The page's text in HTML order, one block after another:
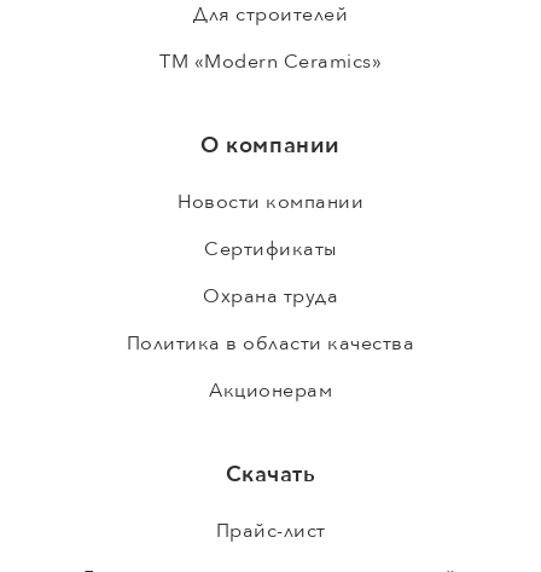
Для строителей
ТМ «Modern Ceramics»
О компании
Новости компании
Сертификаты
Охрана труда
Политика в области качества
Акционерам
Скачать
Прайс-лист